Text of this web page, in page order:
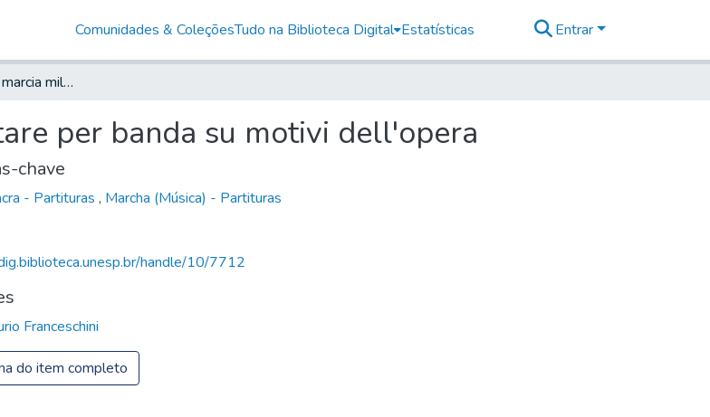
Comunidades & ColeçõesTudo na Biblioteca Digital Estatísticas Entrar
Il Paria [música] : marcia militare per banda su motivi dell'opera
per banda su motivi dell'opera
chave
- Partituras , Marcha (Música) - Partituras
handle/10/7712
Franceschini
do item completo